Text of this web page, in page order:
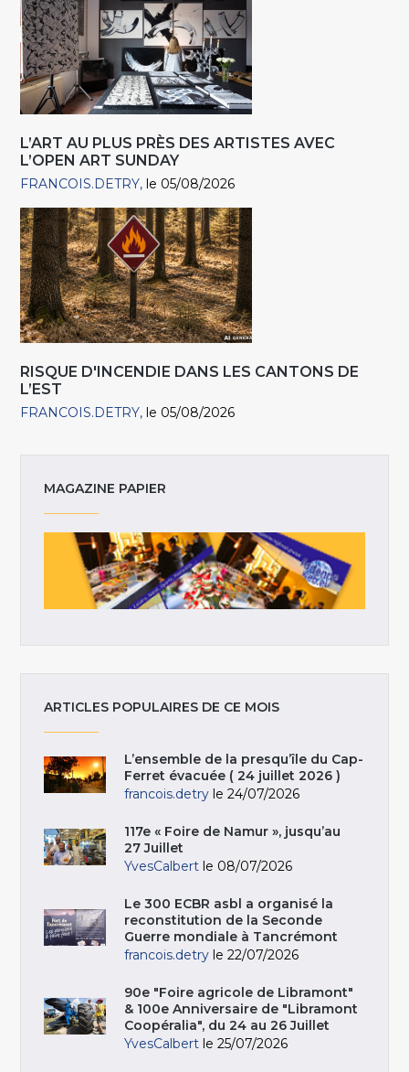
L’ART AU PLUS PRÈS DES ARTISTES AVEC
L’OPEN ART SUNDAY
FRANCOIS.DETRY le 05/08/2026
RISQUE D'INCENDIE DANS LES CANTONS DE
L’EST
FRANCOIS.DETRY le 05/08/2026
MAGAZINE PAPIER
ARTICLES POPULAIRES DE CE MOIS
L’ensemble de la presqu’île du Cap-
Ferret évacuée ( 24 juillet 2026 )
francois.detry le 24/07/2026
117e « Foire de Namur », jusqu’au
27 Juillet
YvesCalbert le 08/07/2026
Le 300 ECBR asbl a organisé la
reconstitution de la Seconde
Guerre mondiale à Tancrémont
francois.detry le 22/07/2026
90e "Foire agricole de Libramont"
& 100e Anniversaire de "Libramont
Coopéralia", du 24 au 26 Juillet
YvesCalbert le 25/07/2026